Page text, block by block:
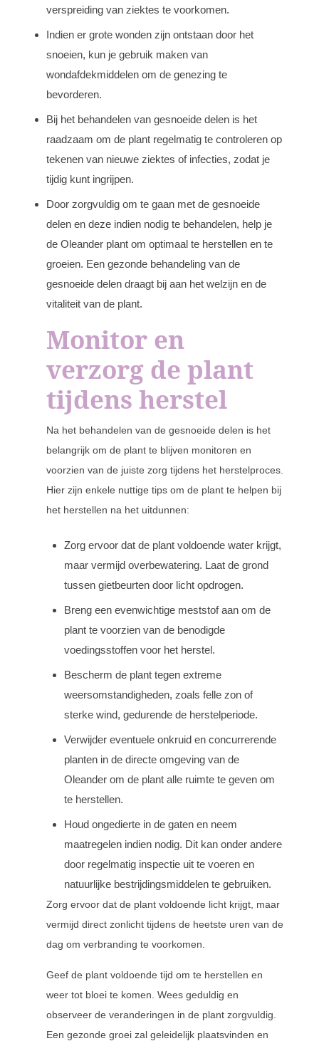
verspreiding van ziektes te voorkomen.
Indien er grote wonden zijn ontstaan door het
snoeien, kun je gebruik maken van
wondafdekmiddelen om de genezing te
bevorderen.
Bij het behandelen van gesnoeide delen is het
raadzaam om de plant regelmatig te controleren op
tekenen van nieuwe ziektes of infecties, zodat je
tijdig kunt ingrijpen.
Door zorgvuldig om te gaan met de gesnoeide
delen en deze indien nodig te behandelen, help je
de Oleander plant om optimaal te herstellen en te
groeien. Een gezonde behandeling van de
gesnoeide delen draagt bij aan het welzijn en de
vitaliteit van de plant.
Monitor en
verzorg de plant
tijdens herstel
Na het behandelen van de gesnoeide delen is het
belangrijk om de plant te blijven monitoren en
voorzien van de juiste zorg tijdens het herstelproces.
Hier zijn enkele nuttige tips om de plant te helpen bij
het herstellen na het uitdunnen:
Zorg ervoor dat de plant voldoende water krijgt,
maar vermijd overbewatering. Laat de grond
tussen gietbeurten door licht opdrogen.
Breng een evenwichtige meststof aan om de
plant te voorzien van de benodigde
voedingsstoffen voor het herstel.
Bescherm de plant tegen extreme
weersomstandigheden, zoals felle zon of
sterke wind, gedurende de herstelperiode.
Verwijder eventuele onkruid en concurrerende
planten in de directe omgeving van de
Oleander om de plant alle ruimte te geven om
te herstellen.
Houd ongedierte in de gaten en neem
maatregelen indien nodig. Dit kan onder andere
door regelmatig inspectie uit te voeren en
natuurlijke bestrijdingsmiddelen te gebruiken.
Zorg ervoor dat de plant voldoende licht krijgt, maar
vermijd direct zonlicht tijdens de heetste uren van de
dag om verbranding te voorkomen.
Geef de plant voldoende tijd om te herstellen en
weer tot bloei te komen. Wees geduldig en
observeer de veranderingen in de plant zorgvuldig.
Een gezonde groei zal geleidelijk plaatsvinden en